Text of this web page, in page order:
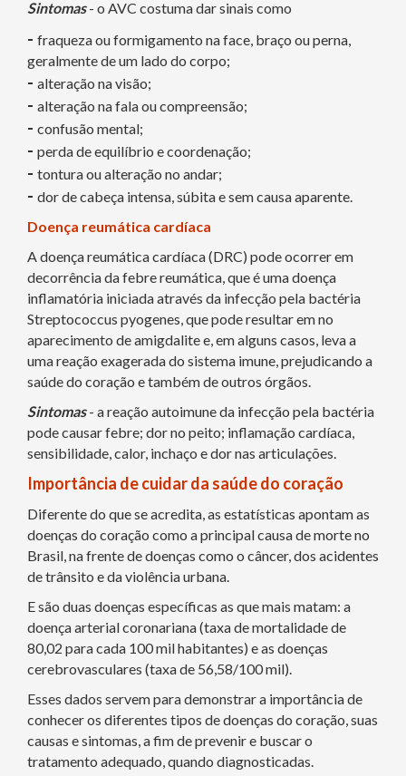
Sintomas- o AVC costuma dar sinais como
- fraqueza ou formigamento na face, braço ou perna,
geralmente de um lado do corpo;
- alteração na visão;
- alteração na fala ou compreensão;
- confusão mental;
- perda de equilíbrio e coordenação;
- tontura ou alteração no andar;
- dor de cabeça intensa, súbita e sem causa aparente.
Doença reumática cardíaca
A doença reumática cardíaca (DRC) pode ocorrer em
decorrência da febre reumática, que é uma doença
inflamatória iniciada através da infecção pela bactéria
Streptococcus pyogenes, que pode resultar em no
aparecimento de amigdalite e, em alguns casos, leva a
uma reação exagerada do sistema imune, prejudicando a
saúde do coração e também de outros órgãos.
Sintomas- a reação autoimune da infecção pela bactéria
pode causar febre; dor no peito; inflamação cardíaca,
sensibilidade, calor, inchaço e dor nas articulações.
Importância de cuidar da saúde do coração
Diferente do que se acredita, as estatísticas apontam as
doenças do coração como a principal causa de morte no
Brasil, na frente de doenças como o câncer, dos acidentes
de trânsito e da violência urbana.
E são duas doenças específicas as que mais matam: a
doença arterial coronariana (taxa de mortalidade de
80,02 para cada 100 mil habitantes) e as doenças
cerebrovasculares (taxa de 56,58/100 mil).
Esses dados servem para demonstrar a importância de
conhecer os diferentes tipos de doenças do coração, suas
causas e sintomas, a fim de prevenir e buscar o
tratamento adequado, quando diagnosticadas.